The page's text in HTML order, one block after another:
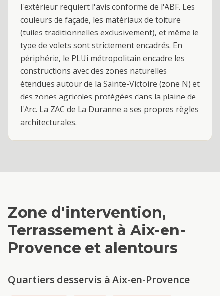
l'extérieur requiert l'avis conforme de l'ABF. Les
couleurs de façade, les matériaux de toiture
(tuiles traditionnelles exclusivement), et même le
type de volets sont strictement encadrés. En
périphérie, le PLUi métropolitain encadre les
constructions avec des zones naturelles
étendues autour de la Sainte-Victoire (zone N) et
des zones agricoles protégées dans la plaine de
l'Arc. La ZAC de La Duranne a ses propres règles
architecturales.
Zone d'intervention,
Terrassement à Aix-en-
Provence et alentours
Quartiers desservis à Aix-en-Provence